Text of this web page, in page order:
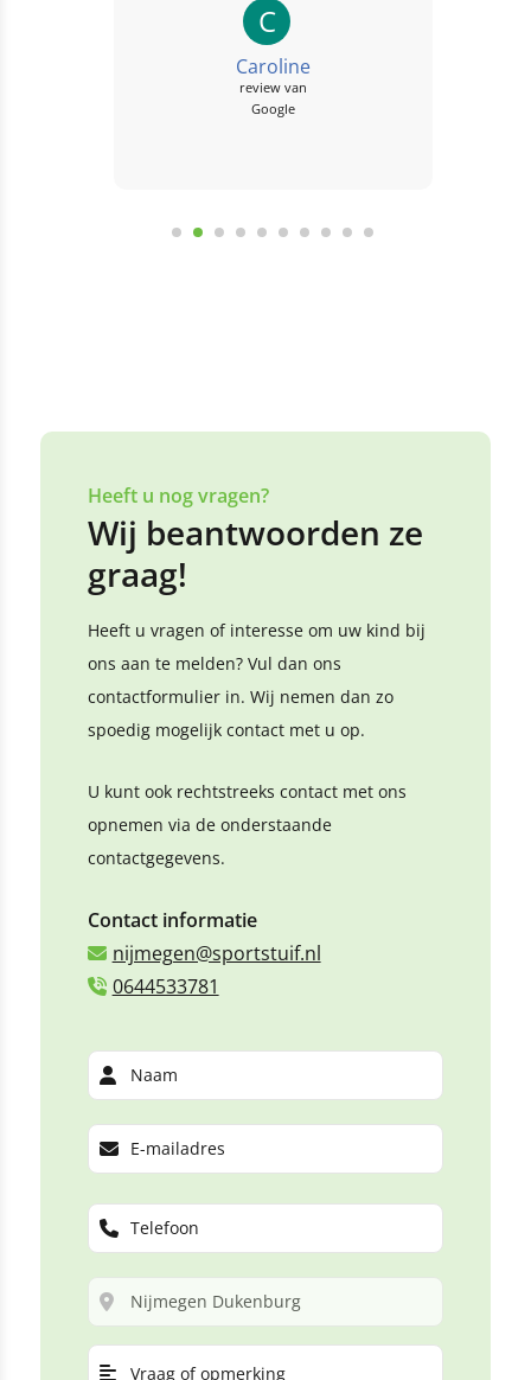
C
Caroline
review van
Google
Heeft u nog vragen?
Wij beantwoorden ze
graag!
Heeft u vragen of interesse om uw kind bij
ons aan te melden? Vul dan ons
contactformulier in. Wij nemen dan zo
spoedig mogelijk contact met u op.
U kunt ook rechtstreeks contact met ons
opnemen via de onderstaande
contactgegevens.
Contact informatie
nijmegen@sportstuif.nl
0644533781